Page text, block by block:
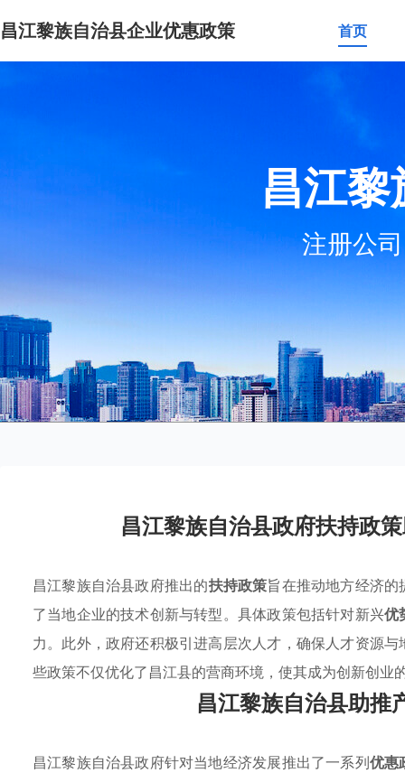
昌江黎族自治县企业优惠政策 首页
昌江
注册公
昌江黎族自治县政府扶持政
昌江黎族自治县政府推出的扶持政策旨在推动地方经济
了当地企业的技术创新与转型。具体政策包括针对新兴优
力。此外，政府还积极引进高层次人才，确保人才资源
些政策不仅优化了昌江县的营商环境，使其成为创新创业
昌江黎族自治县助推
昌江黎族自治县政府针对当地经济发展推出了一系列优惠